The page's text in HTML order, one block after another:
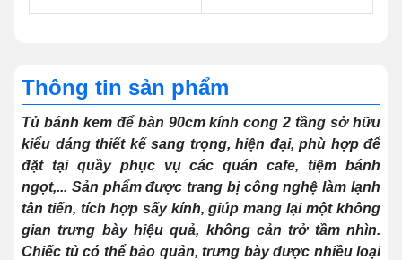
Thông tin sản phẩm
Tủ bánh kem để bàn 90cm kính cong 2 tầng sở hữu
kiểu dáng thiết kế sang trọng, hiện đại, phù hợp để
đặt tại quầy phục vụ các quán cafe, tiệm bánh
ngọt,... Sản phẩm được trang bị công nghệ làm lạnh
tân tiến, tích hợp sấy kính, giúp mang lại một không
gian trưng bày hiệu quả, không cản trở tầm nhìn.
Chiếc tủ có thể bảo quản, trưng bày được nhiều loại